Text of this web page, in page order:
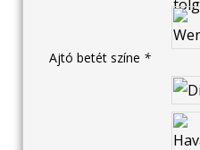
Ajtó betét színe *